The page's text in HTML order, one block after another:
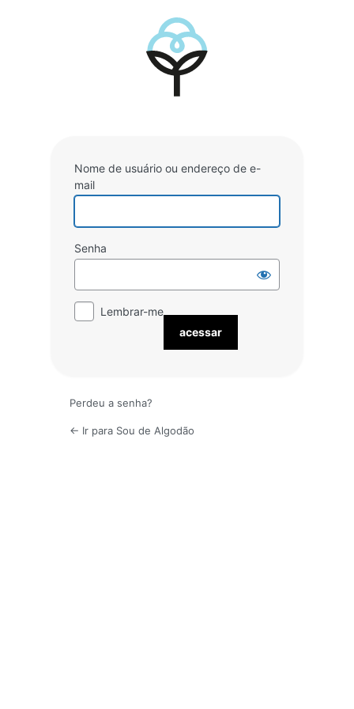
Nome de usuário ou endereço de e-
mail
Senha
Lembrar-me
Perdeu a senha?
← Ir para Sou de Algodão